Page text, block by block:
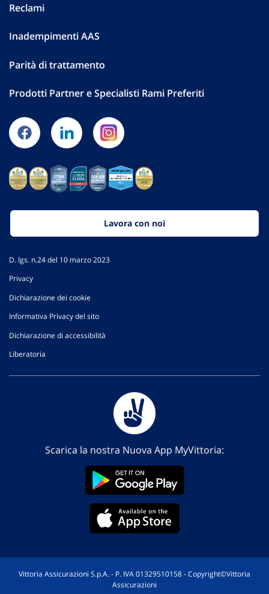
Reclami
Inadempimenti AAS
Parità di trattamento
Prodotti Partner e Specialisti Rami Preferiti
Lavora con noi
D. lgs. n.24 del 10 marzo 2023
Privacy
Dichiarazione dei cookie
Informativa Privacy del sito
Dichiarazione di accessibilità
Liberatoria
Scarica la nostra Nuova App MyVittoria:
Vittoria Assicurazioni S.p.A. - P. IVA 01329510158 - Copyright©Vittoria
Assicurazioni